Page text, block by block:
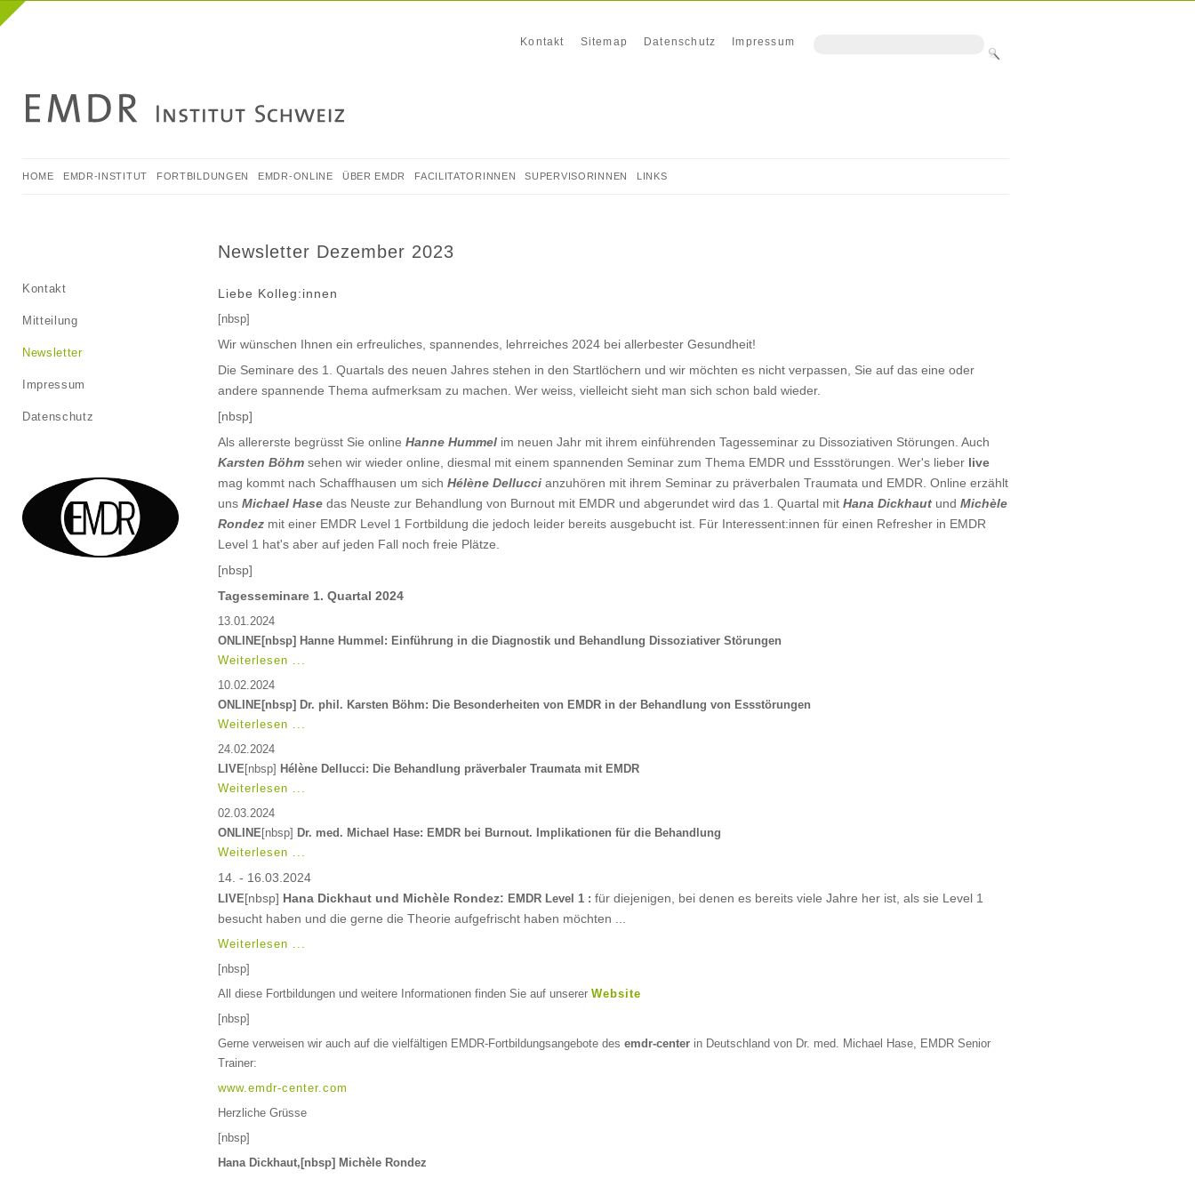
überspringen
Kontakt Sitemap Datenschutz Impressum
ÜBERSPRINGEN
HOME EMDR-INSTITUT FORTBILDUNGEN EMDR-ONLINE ÜBER EMDR FACILITATORINNEN SUPERVISORINNEN LINKS
Newsletter Dezember 2023
Liebe Kolleg:innen
[nbsp]
Wir wünschen Ihnen ein erfreuliches, spannendes, lehrreiches 2024 bei allerbester Gesundheit!
Die Seminare des 1. Quartals des neuen Jahres stehen in den Startlöchern und wir möchten es nicht verpassen, Sie auf das eine oder
andere spannende Thema aufmerksam zu machen. Wer weiss, vielleicht sieht man sich schon bald wieder.
[nbsp]
Als allererste begrüsst Sie online Hanne Hummel im neuen Jahr mit ihrem einführenden Tagesseminar zu Dissoziativen Störungen. Auch
Karsten Böhm sehen wir wieder online, diesmal mit einem spannenden Seminar zum Thema EMDR und Essstörungen. Wer's lieber live
mag kommt nach Schaffhausen um sich Hélène Dellucci anzuhören mit ihrem Seminar zu präverbalen Traumata und EMDR. Online erzählt
uns Michael Hase das Neuste zur Behandlung von Burnout mit EMDR und abgerundet wird das 1. Quartal mit Hana Dickhaut und Michèle
Rondez mit einer EMDR Level 1 Fortbildung die jedoch leider bereits ausgebucht ist. Für Interessent:innen für einen Refresher in EMDR
Level 1 hat's aber auf jeden Fall noch freie Plätze.
[nbsp]
Tagesseminare 1. Quartal 2024
13.01.2024
ONLINE[nbsp] Hanne Hummel: Einführung in die Diagnostik und Behandlung Dissoziativer Störungen
Weiterlesen ...
10.02.2024
ONLINE[nbsp] Dr. phil. Karsten Böhm: Die Besonderheiten von EMDR in der Behandlung von Essstörungen
Weiterlesen ...
24.02.2024
LIVE[nbsp] Hélène Dellucci: Die Behandlung präverbaler Traumata mit EMDR
Weiterlesen ...
02.03.2024
ONLINE[nbsp] Dr. med. Michael Hase: EMDR bei Burnout. Implikationen für die Behandlung
Weiterlesen ...
14. - 16.03.2024
LIVE[nbsp] Hana Dickhaut und Michèle Rondez: EMDR Level 1 : für diejenigen, bei denen es bereits viele Jahre her ist, als sie Level 1
besucht haben und die gerne die Theorie aufgefrischt haben möchten ...
Weiterlesen ...
[nbsp]
All diese Fortbildungen und weitere Informationen finden Sie auf unserer Website
[nbsp]
Gerne verweisen wir auch auf die vielfältigen EMDR-Fortbildungsangebote des emdr-center in Deutschland von Dr. med. Michael Hase, EMDR Senior
Trainer:
www.emdr-center.com
Herzliche Grüsse
[nbsp]
Hana Dickhaut,[nbsp] Michèle Rondez
Navigation
Kontakt
Mitteilung
Newsletter
Impressum
Datenschutz